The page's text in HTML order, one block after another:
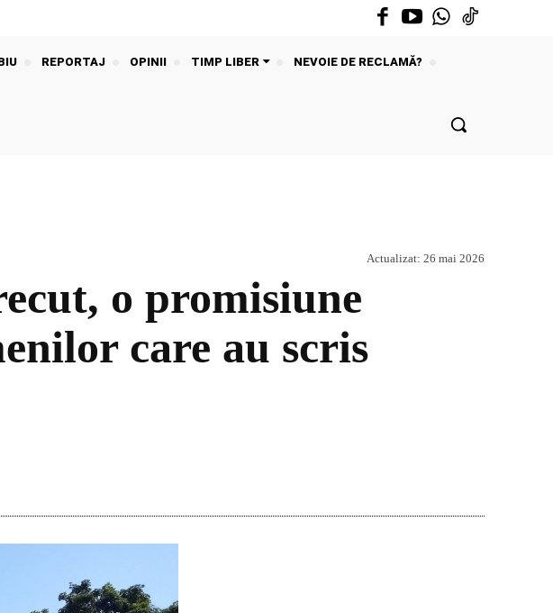
REPORTAJ OPINII TIMP LIBER
NEVOIE DE RECLAMĂ?
Actualizat: 26 mai 2026
o promisiune
care au scris